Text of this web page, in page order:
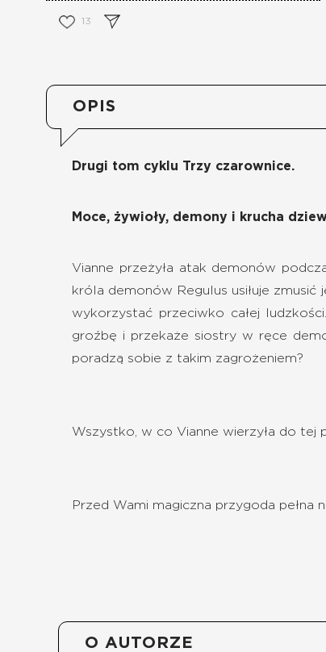
13
OPIS
Drugi tom cyklu Trzy czarownice.
Moce, żywioły, demony i krucha
Vianne przeżyła atak demonów
króla demonów Regulus usiłuje zmusić
wykorzystać przeciwko całej
groźbę i przekaże siostry w ręce
poradzą sobie z takim zagrożeniem?
Wszystko, w co Vianne wierzyła do tej
Przed Wami magiczna przygoda
O AUTORZE